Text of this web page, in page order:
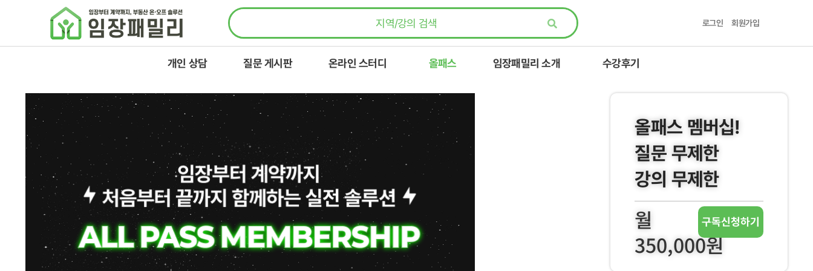
로그인 회원가입
개인 상담 질문 게시판 온라인 스터디 올패스 임장패밀리 소개 수강후기
올패스 멤버십!
질문 무제한
강의 무제한
월
350,000원
구독신청하기